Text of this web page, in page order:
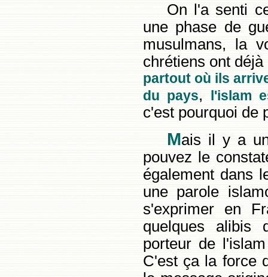
On l'a senti
une phase de
musulmans, la
chrétiens ont
partout où ils
du pays, l'islam
c'est pourquoi de
Mais il y a
pouvez le
également dans
une parole
s'exprimer en
quelques alibis
porteur de
C'est ça la force